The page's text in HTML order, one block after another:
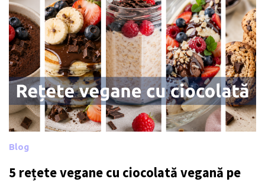
Blog
5 rețete vegane cu ciocolată vegană pe